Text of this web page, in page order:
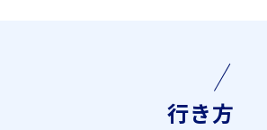
行き方